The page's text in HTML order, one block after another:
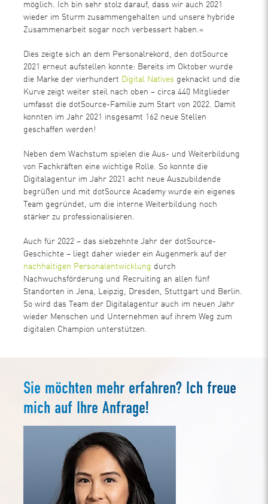
möglich. Ich bin sehr stolz darauf, dass wir auch 2021
wieder im Sturm zusammengehalten und unsere hybride
Zusammenarbeit sogar noch verbessert haben.«
Dies zeigte sich an dem Personalrekord, den dotSource
2021 erneut aufstellen konnte: Bereits im Oktober wurde
die Marke der vierhundert Digital Natives geknackt und die
Kurve zeigt weiter steil nach oben – circa 440 Mitglieder
umfasst die dotSource-Familie zum Start von 2022. Damit
konnten im Jahr 2021 insgesamt 162 neue Stellen
geschaffen werden!
Neben dem Wachstum spielen die Aus- und Weiterbildung
von Fachkräften eine wichtige Rolle. So konnte die
Digitalagentur im Jahr 2021 acht neue Auszubildende
begrüßen und mit dotSource Academy wurde ein eigenes
Team gegründet, um die interne Weiterbildung noch
stärker zu professionalisieren.
Auch für 2022 – das siebzehnte Jahr der dotSource-
Geschichte – liegt daher wieder ein Augenmerk auf der
nachhaltigen Personalentwicklung durch
Nachwuchsförderung und Recruiting an allen fünf
Standorten in Jena, Leipzig, Dresden, Stuttgart und Berlin.
So wird das Team der Digitalagentur auch im neuen Jahr
wieder Menschen und Unternehmen auf ihrem Weg zum
digitalen Champion unterstützen.
Sie möchten mehr erfahren? Ich freue
mich auf Ihre Anfrage!